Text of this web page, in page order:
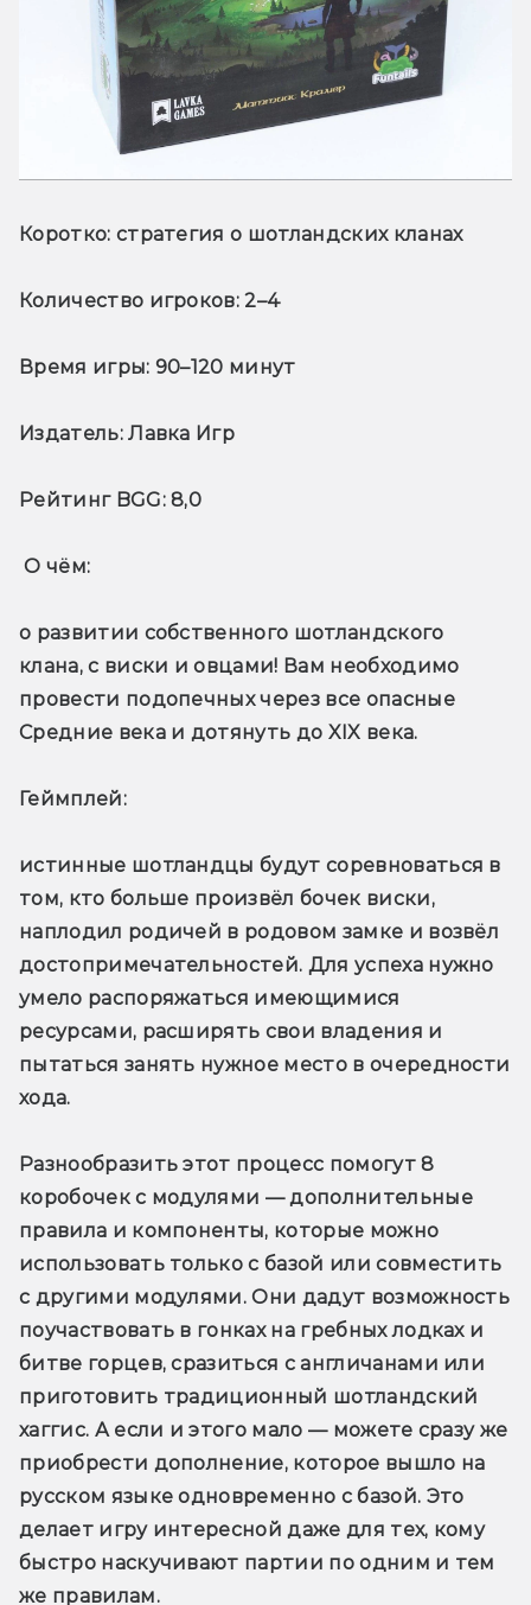
Коротко: стратегия о шотландских кланах
Количество игроков: 2–4
Время игры: 90–120 минут
Издатель: Лавка Игр
Рейтинг BGG: 8,0
О чём:
о развитии собственного шотландского
клана, с виски и овцами! Вам необходимо
провести подопечных через все опасные
Средние века и дотянуть до XIX века.
Геймплей:
истинные шотландцы будут соревноваться в
том, кто больше произвёл бочек виски,
наплодил родичей в родовом замке и возвёл
достопримечательностей. Для успеха нужно
умело распоряжаться имеющимися
ресурсами, расширять свои владения и
пытаться занять нужное место в очередности
хода.
Разнообразить этот процесс помогут 8
коробочек с модулями — дополнительные
правила и компоненты, которые можно
использовать только с базой или совместить
с другими модулями. Они дадут возможность
поучаствовать в гонках на гребных лодках и
битве горцев, сразиться с англичанами или
приготовить традиционный шотландский
хаггис. А если и этого мало — можете сразу же
приобрести дополнение, которое вышло на
русском языке одновременно с базой. Это
делает игру интересной даже для тех, кому
быстро наскучивают партии по одним и тем
же правилам.